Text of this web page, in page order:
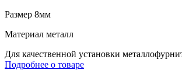
Размер 8мм
Материал металл
Для качественной установки
Подробнее о товаре